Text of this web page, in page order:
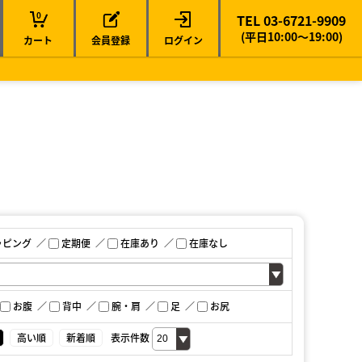
カート
0
会員登録 ログイン
TEL 03-6721-9909
(平日10:00～19:00)
ング 定期便 在庫あり 在庫なし
お腹 背中 腕・肩 足 お尻
高い順 新着順 表示件数